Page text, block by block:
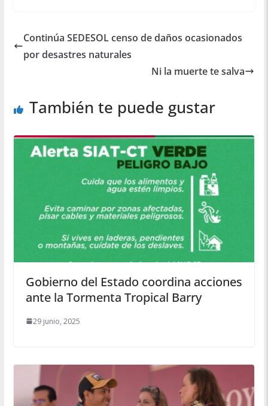
Continúa SEDESOL censo de daños ocasionados
por desastres naturales
Ni la muerte te salva
También te puede gustar
Gobierno del Estado coordina acciones
ante la Tormenta Tropical Barry
29 junio, 2025